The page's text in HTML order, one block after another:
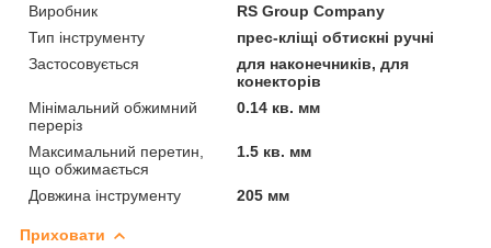
Виробник
RS Group Company
Тип інструменту
прес-кліщі обтискні ручні
Застосовується
для наконечників, для
конекторів
Мінімальний обжимний
переріз
0.14 кв. мм
Максимальний перетин,
що обжимається
1.5 кв. мм
Довжина інструменту 205 мм
Приховати